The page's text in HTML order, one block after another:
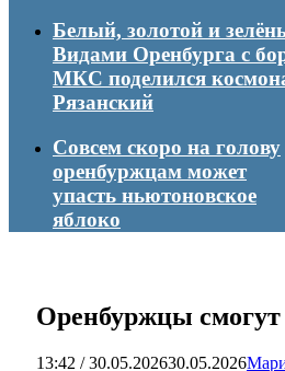
Белый, золотой и
Видами Оренбурга с
МКС поделился
Рязанский
Совсем скоро на голову
оренбуржцам может
упасть ньютоновское
яблоко
Оренбуржцы смогут
13:42 / 30.05.202630.05.2026